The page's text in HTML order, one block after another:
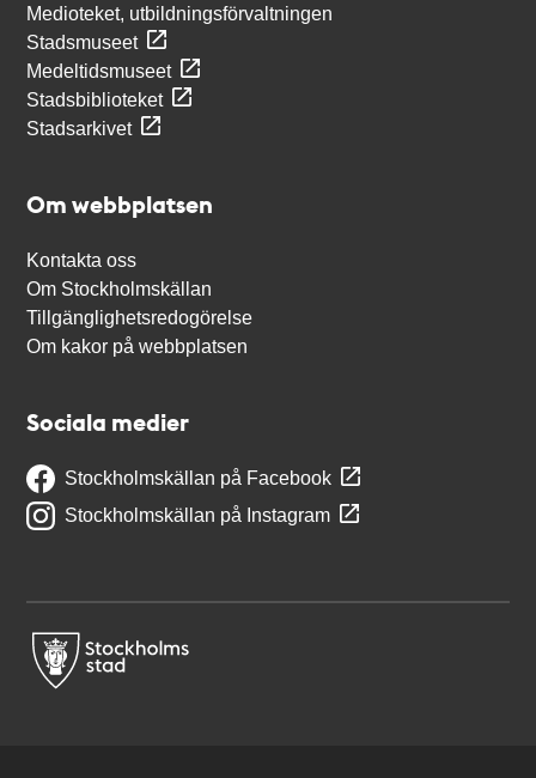
Medioteket, utbildningsförvaltningen
Stadsmuseet
Medeltidsmuseet
Stadsbiblioteket
Stadsarkivet
Om webbplatsen
Kontakta oss
Om Stockholmskällan
Tillgänglighetsredogörelse
Om kakor på webbplatsen
Sociala medier
Stockholmskällan på Facebook
Stockholmskällan på Instagram